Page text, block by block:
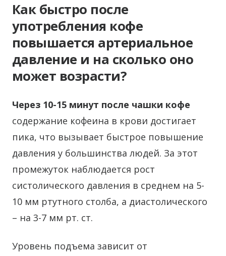
Как быстро после
употребления кофе
повышается артериальное
давление и на сколько оно
может возрасти?
Через 10-15 минут после чашки кофе
содержание кофеина в крови достигает
пика, что вызывает быстрое повышение
давления у большинства людей. За этот
промежуток наблюдается рост
систолического давления в среднем на 5-
10 мм ртутного столба, а диастолического
– на 3-7 мм рт. ст.
Уровень подъема зависит от